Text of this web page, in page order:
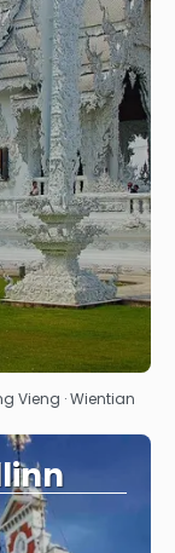
Vieng · Wientian